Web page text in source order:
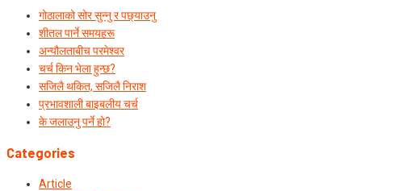
गोठालाको सोर सुन्नु र पछ्याउनु
शीतल पार्ने समयहरू
अन्यौलताबीच परमेश्‍वर
चर्च किन भेला हुन्छ?
सजिलै थकित, सजिलै निराश
प्रभावशाली बाइबलीय चर्च
के जलाउनु पर्ने हो?
Categories
Article